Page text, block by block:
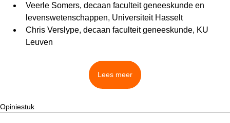
Veerle Somers, decaan faculteit geneeskunde en
levenswetenschappen, Universiteit Hasselt
Chris Verslype, decaan faculteit geneeskunde, KU
Leuven
Lees meer
Opiniestuk